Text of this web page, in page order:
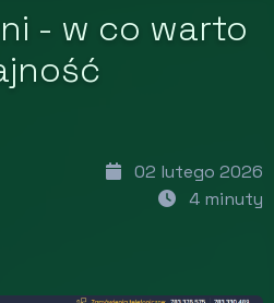
- w co warto
02 lutego 2026
4 minuty